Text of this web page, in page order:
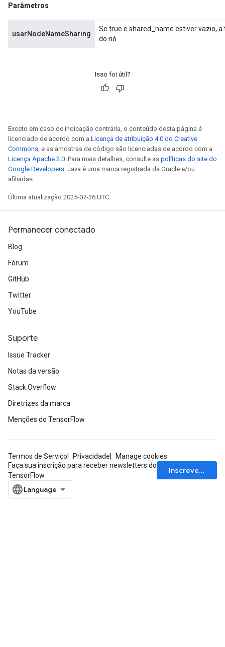
Parâmetros
usarNodeNameSharing
Se true e shared_name estiver vazio,
do nó.
Isso foi útil?
Exceto em caso de indicação contrária, o conteúdo desta página é
licenciado de acordo com a Licença de atribuição 4.0 do Creative
Commons, e as amostras de código são licenciadas de acordo com a
Licença Apache 2.0. Para mais detalhes, consulte as políticas do site do
Google Developers. Java é uma marca registrada da Oracle e/ou
afiliadas.
Última atualização 2025-07-26 UTC.
Permanecer conectado
Blog
Fórum
GitHub
Twitter
YouTube
Suporte
Issue Tracker
Notas da versão
Stack Overflow
Diretrizes da marca
Menções do TensorFlow
Termos de Serviço Privacidade
Manage cookies
Faça sua inscrição para receber newsletters do
TensorFlow
Inscrever-se